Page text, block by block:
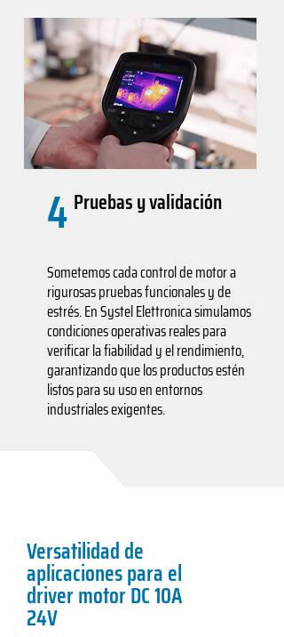
4 Pruebas y validación
Sometemos cada control de motor a
rigurosas pruebas funcionales y de
estrés. En Systel Elettronica simulamos
condiciones operativas reales para
verificar la fiabilidad y el rendimiento,
garantizando que los productos estén
listos para su uso en entornos
industriales exigentes.
Versatilidad de
aplicaciones para el
driver motor DC 10A
24V